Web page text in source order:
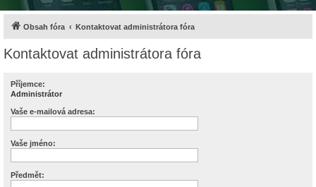
Obsah fóra Kontaktovat administrátora fóra
Kontaktovat administrátora fóra
Příjemce:
Administrátor
Vaše e-mailová adresa:
Vaše jméno:
Předmět: